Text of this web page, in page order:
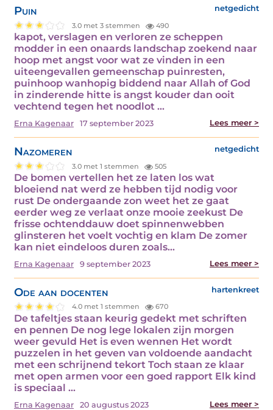
Puin netgedicht
3.0 met 3 stemmen 490
kapot, verslagen en verloren ze scheppen
modder in een onaards landschap zoekend naar
hoop met angst voor wat ze vinden in een
uiteengevallen gemeenschap puinresten,
puinhoop wanhopig biddend naar Allah of God
in zinderende hitte is angst kouder dan ooit
vechtend tegen het noodlot ...
Erna Kagenaar 17 september 2023 Lees meer >
Nazomeren netgedicht
3.0 met 1 stemmen 505
De bomen vertellen het ze laten los wat
bloeiend nat werd ze hebben tijd nodig voor
rust De ondergaande zon weet het ze gaat
eerder weg ze verlaat onze mooie zeekust De
frisse ochtenddauw doet spinnenwebben
glinsteren het voelt vochtig en klam De zomer
kan niet eindeloos duren zoals...
Erna Kagenaar 9 september 2023 Lees meer >
Ode aan docenten hartenkreet
4.0 met 1 stemmen 670
De tafeltjes staan keurig gedekt met schriften
en pennen De nog lege lokalen zijn morgen
weer gevuld Het is even wennen Het wordt
puzzelen in het geven van voldoende aandacht
met een schrijnend tekort Toch staan ze klaar
met open armen voor een goed rapport Elk kind
is speciaal ...
Erna Kagenaar 20 augustus 2023 Lees meer >